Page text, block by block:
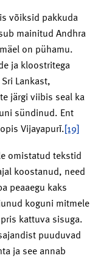
võiksid pakkuda
mainitud Andhra
on pühamu.
ja kloostritega
Lankast,
järgi viibis seal ka
sündinud. Ent
Vijayapurī.[19]
omistatud tekstid
koostanud, need
peaaegu kaks
koguni mitmele
kattuva sisuga.
puuduvad
ja see annab